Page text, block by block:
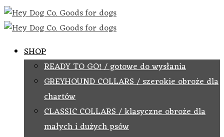
SHOP
READY TO GO! / gotowe do wysłania
GREYHOUND COLLARS / szerokie obroże dla
chartów
CLASSIC COLLARS / klasyczne obroże dla
małych i dużych psów